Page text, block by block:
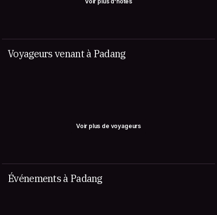
Voyageurs venant à Padang
Voir plus de voyageurs
Événements à Padang